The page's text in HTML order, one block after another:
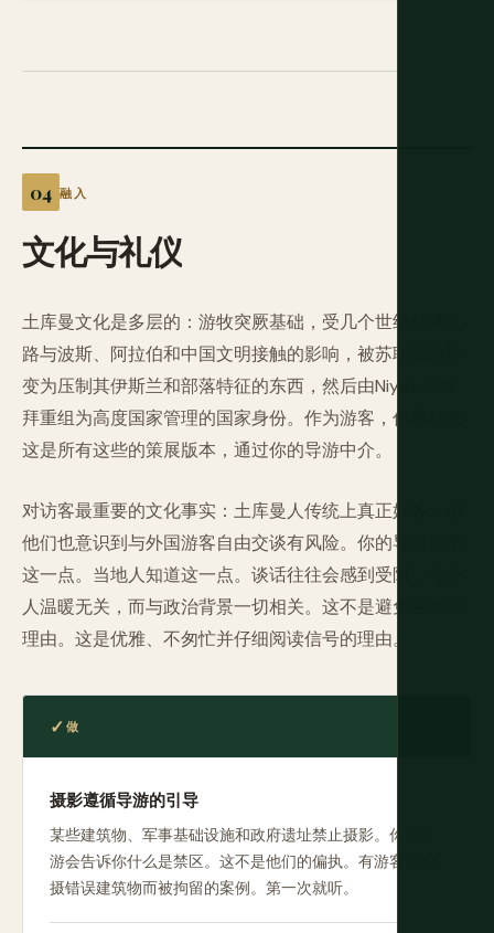
融入
文化与礼仪
土库曼文化是多层的：游牧突厥基础，受几个世纪丝绸之
路与波斯、阿拉伯和中国文明接触的影响，被苏联统治转
变为压制其伊斯兰和部落特征的东西，然后由Niyazov崇
拜重组为高度国家管理的国家身份。作为游客，你遇到的
这是所有这些的策展版本，通过你的导游中介。
对访客最重要的文化事实：土库曼人传统上真正好客，但
他们也意识到与外国游客自由交谈有风险。你的导游知道
这一点。当地人知道这一点。谈话往往会感到受限，与个
人温暖无关，而与政治背景一切相关。这不是避免互动的
理由。这是优雅、不匆忙并仔细阅读信号的理由。
做
摄影遵循导游的引导
某些建筑物、军事基础设施和政府遗址禁止摄影。你的导
游会告诉你什么是禁区。这不是他们的偏执。有游客因拍
摄错误建筑物而被拘留的案例。第一次就听。